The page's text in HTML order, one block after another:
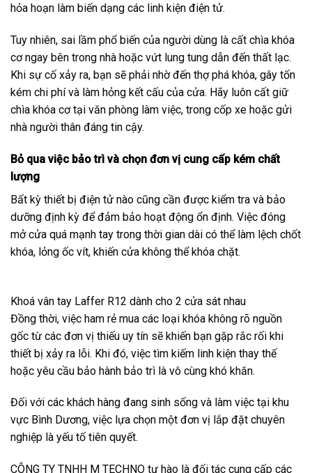
hỏa hoạn làm biến dạng các linh kiện điện tử.
Tuy nhiên, sai lầm phổ biến của người dùng là cất chìa khóa
cơ ngay bên trong nhà hoặc vứt lung tung dẫn đến thất lạc.
Khi sự cố xảy ra, bạn sẽ phải nhờ đến thợ phá khóa, gây tốn
kém chi phí và làm hỏng kết cấu của cửa. Hãy luôn cất giữ
chìa khóa cơ tại văn phòng làm việc, trong cốp xe hoặc gửi
nhà người thân đáng tin cậy.
Bỏ qua việc bảo trì và chọn đơn vị cung cấp kém chất
lượng
Bất kỳ thiết bị điện tử nào cũng cần được kiểm tra và bảo
dưỡng định kỳ để đảm bảo hoạt động ổn định. Việc đóng
mở cửa quá mạnh tay trong thời gian dài có thể làm lệch chốt
khóa, lỏng ốc vít, khiến cửa không thể khóa chặt.
Khoá vân tay Laffer R12 dành cho 2 cửa sát nhau
Đồng thời, việc ham rẻ mua các loại khóa không rõ nguồn
gốc từ các đơn vị thiếu uy tín sẽ khiến bạn gặp rắc rối khi
thiết bị xảy ra lỗi. Khi đó, việc tìm kiếm linh kiện thay thế
hoặc yêu cầu bảo hành bảo trì là vô cùng khó khăn.
Đối với các khách hàng đang sinh sống và làm việc tại khu
vực Bình Dương, việc lựa chọn một đơn vị lắp đặt chuyên
nghiệp là yếu tố tiên quyết.
CÔNG TY TNHH M TECHNO tự hào là đối tác cung cấp các